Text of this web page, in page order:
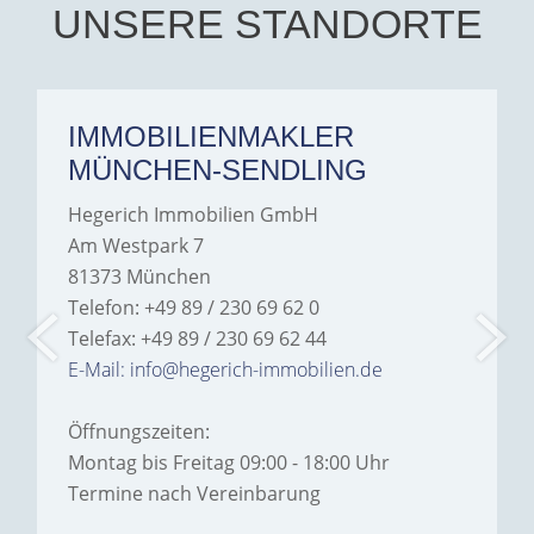
Hegerich Immobilien to
anyone looking for a home.
UNSERE STANDORTE
IMMOBILIENMAKLER
MÜNCHEN-SENDLING
Hegerich Immobilien GmbH
Am Westpark 7
81373 München
Telefon: +49 89 / 230 69 62 0
Telefax: +49 89 / 230 69 62 44
E-Mail: info@hegerich-immobilien.de
Öffnungszeiten:
Montag bis Freitag 09:00 - 18:00 Uhr
Termine nach Vereinbarung